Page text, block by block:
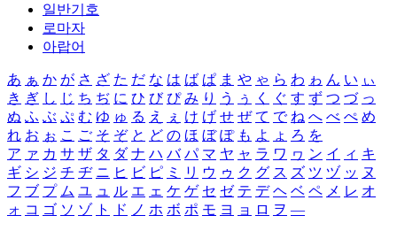
일반기호
로마자
아랍어
あ ぁ か が さ ざ た だ な は ば ぱ ま や ゃ ら わ ゎ ん い ぃ
き ぎ し じ ち ぢ に ひ び ぴ み り う ぅ く ぐ す ず つ づ っ
ぬ ふ ぶ ぷ む ゆ ゅ る え ぇ け げ せ ぜ て で ね へ べ ぺ め
れ お ぉ こ ご そ ぞ と ど の ほ ぼ ぽ も よ ょ ろ を
ア ァ カ サ ザ タ ダ ナ ハ バ パ マ ヤ ャ ラ ワ ヮ ン イ ィ キ
ギ シ ジ チ ヂ ニ ヒ ビ ピ ミ リ ウ ゥ ク グ ス ズ ツ ヅ ッ ヌ
フ ブ プ ム ユ ュ ル エ ェ ケ ゲ セ ゼ テ デ ヘ ベ ペ メ レ オ
ォ コ ゴ ソ ゾ ト ド ノ ホ ボ ポ モ ヨ ョ ロ ヲ ―